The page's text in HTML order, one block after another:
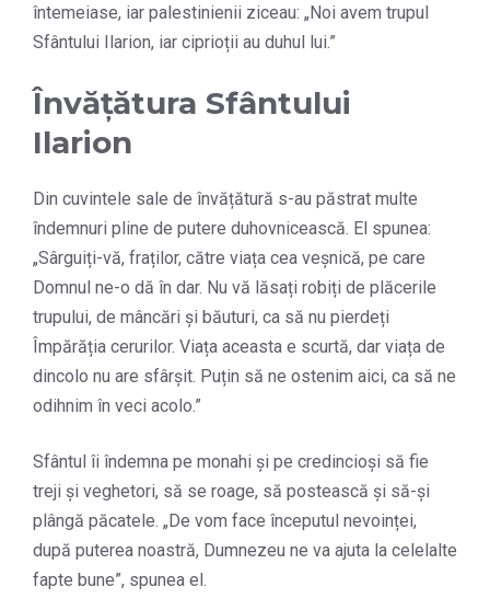
întemeiase, iar palestinienii ziceau: „Noi avem trupul
Sfântului Ilarion, iar ciprioții au duhul lui.”
Învățătura Sfântului
Ilarion
Din cuvintele sale de învățătură s-au păstrat multe
îndemnuri pline de putere duhovnicească. El spunea:
„Sârguiți-vă, fraților, către viața cea veșnică, pe care
Domnul ne-o dă în dar. Nu vă lăsați robiți de plăcerile
trupului, de mâncări și băuturi, ca să nu pierdeți
Împărăția cerurilor. Viața aceasta e scurtă, dar viața de
dincolo nu are sfârșit. Puțin să ne ostenim aici, ca să ne
odihnim în veci acolo.”
Sfântul îi îndemna pe monahi și pe credincioși să fie
treji și veghetori, să se roage, să postească și să-și
plângă păcatele. „De vom face începutul nevoinței,
după puterea noastră, Dumnezeu ne va ajuta la celelalte
fapte bune”, spunea el.